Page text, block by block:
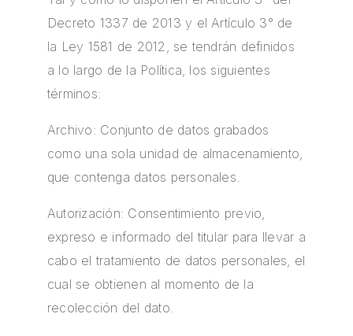
Decreto 1337 de 2013 y el Artículo 3° de
la Ley 1581 de 2012, se tendrán definidos
a lo largo de la Política, los siguientes
términos:
Archivo: Conjunto de datos grabados
como una sola unidad de almacenamiento,
que contenga datos personales.
Autorización: Consentimiento previo,
expreso e informado del titular para llevar a
cabo el tratamiento de datos personales, el
cual se obtienen al momento de la
recolección del dato.